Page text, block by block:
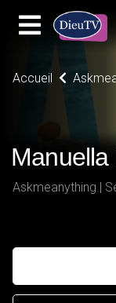
Accueil
Manuella
Askmeanything |